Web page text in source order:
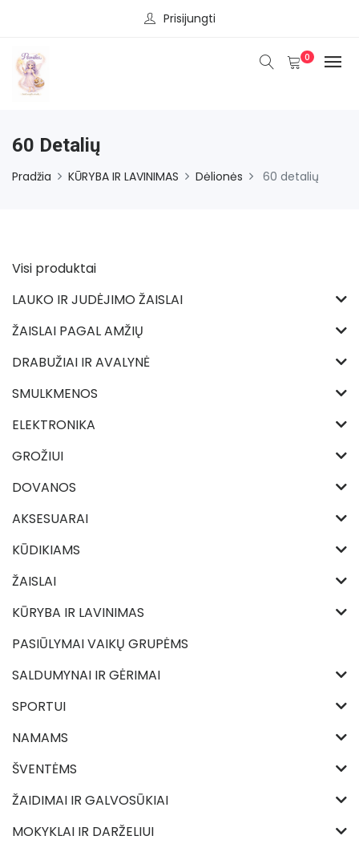
Prisijungti
0
60 Detalių
Pradžia KŪRYBA IR LAVINIMAS Dėlionės 60 detalių
Visi produktai
LAUKO IR JUDĖJIMO ŽAISLAI
ŽAISLAI PAGAL AMŽIŲ
DRABUŽIAI IR AVALYNĖ
SMULKMENOS
ELEKTRONIKA
GROŽIUI
DOVANOS
AKSESUARAI
KŪDIKIAMS
ŽAISLAI
KŪRYBA IR LAVINIMAS
PASIŪLYMAI VAIKŲ GRUPĖMS
SALDUMYNAI IR GĖRIMAI
SPORTUI
NAMAMS
ŠVENTĖMS
ŽAIDIMAI IR GALVOSŪKIAI
MOKYKLAI IR DARŽELIUI